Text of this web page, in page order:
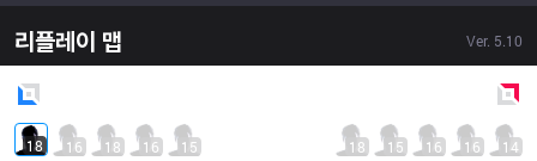
리플레이 맵 Ver. 5.10
18 16 18 16 15 18 15 16 16 14